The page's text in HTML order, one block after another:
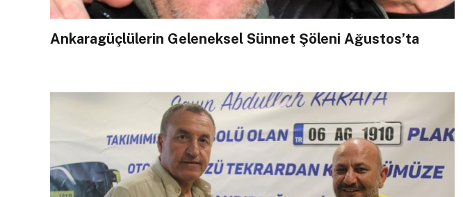
Ankaragüçlülerin Geleneksel Sünnet Şöleni Ağustos’ta